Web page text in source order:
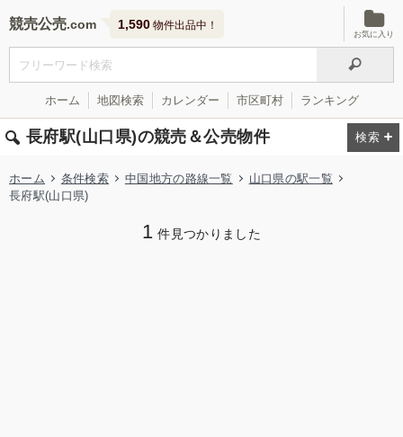
競売公売 1,590 物件出品中！
お気に入り
ホーム 地図検索 カレンダー 市区町村 ランキング
長府駅(山口県)の競売＆公売物件
ホーム 条件検索 中国地方の路線一覧
山口県の駅一覧
長府駅(山口県)
1 件見つかりました